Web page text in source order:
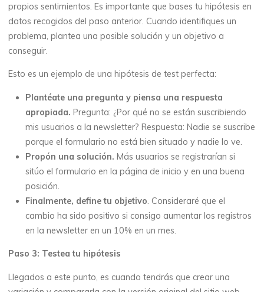
propios sentimientos. Es importante que bases tu hipótesis en
datos recogidos del paso anterior. Cuando identifiques un
problema, plantea una posible solución y un objetivo a
conseguir.
Esto es un ejemplo de una hipótesis de test perfecta:
Plantéate una pregunta y piensa una respuesta
apropiada. Pregunta: ¿Por qué no se están suscribiendo
mis usuarios a la newsletter? Respuesta: Nadie se suscribe
porque el formulario no está bien situado y nadie lo ve.
Propón una solución. Más usuarios se registrarían si
sitúo el formulario en la página de inicio y en una buena
posición.
Finalmente, define tu objetivo . Consideraré que el
cambio ha sido positivo si consigo aumentar los registros
en la newsletter en un 10% en un mes.
Paso 3: Testea tu hipótesis
Llegados a este punto, es cuando tendrás que crear una